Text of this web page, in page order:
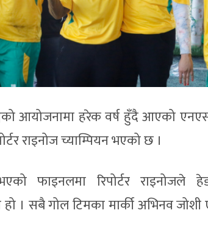
आयोजनामा हरेक वर्ष हुँदै आएको
राइनोज च्याम्पियन भएको छ ।
फाइनलमा रिपोर्टर राइनोजले
। सबै गोल टिमका मार्की अभिनव